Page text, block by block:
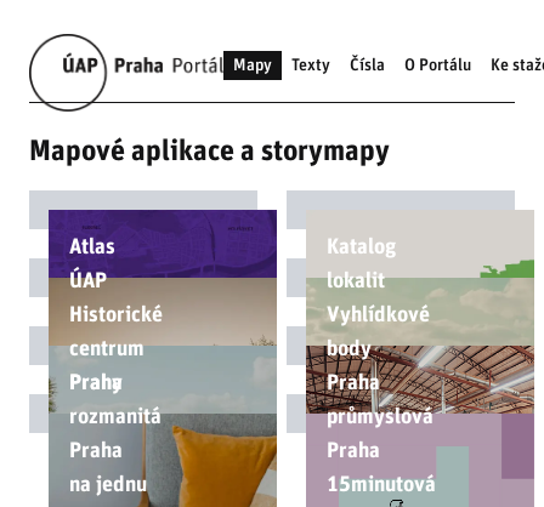
Mapy Texty Čísla O Portálu Ke
Mapové aplikace a storymapy
Atlas
ÚAP
Katalog
lokalit
Historické
centrum
Prahy
Vyhlídkové
body
Praha
rozmanitá
Praha
průmyslová
Praha
na jednu
Praha
15minutová